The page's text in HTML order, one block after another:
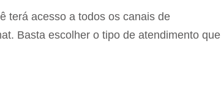
terá acesso a todos os canais de
Basta escolher o tipo de atendimento que